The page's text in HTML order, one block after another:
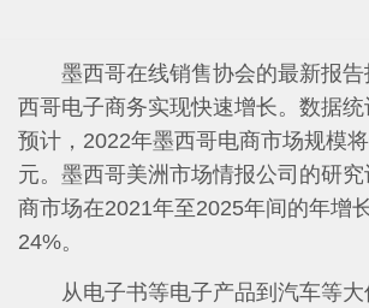
墨西哥在线销售协会的最新报告
西哥电子商务实现快速增长。数据
预计，2022年墨西哥电商市场规模
元。墨西哥美洲市场情报公司的研
商市场在2021年至2025年间的年增
24%。
从电子书等电子产品到汽车等大